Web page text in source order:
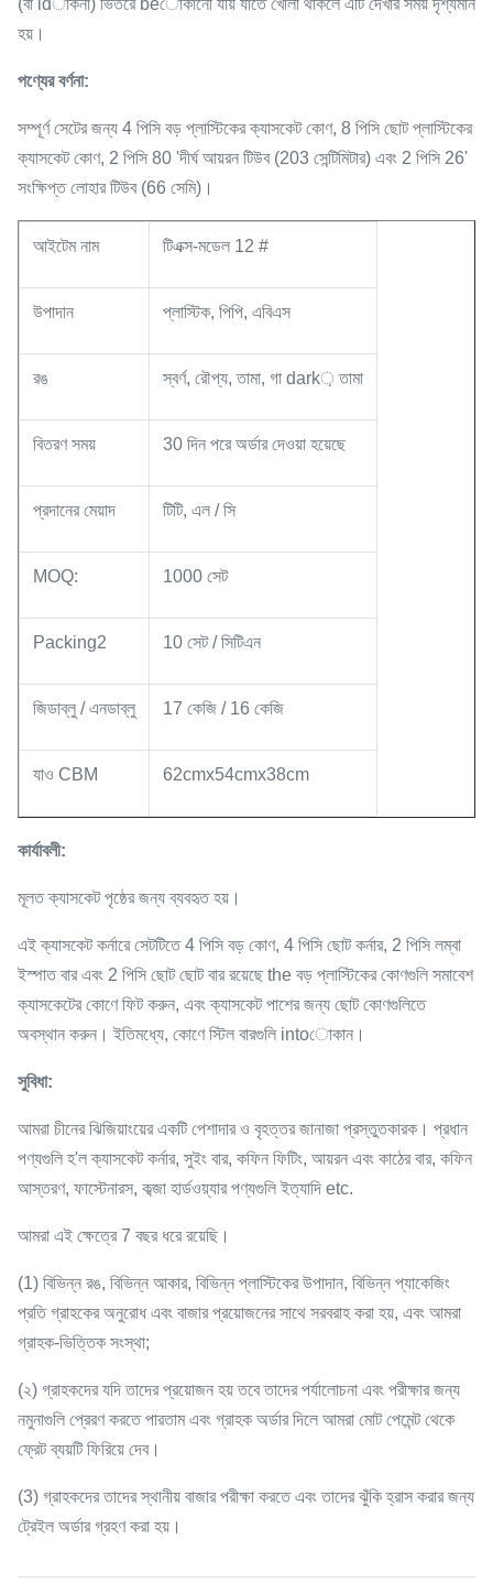
(বা idাকনা) ভিতরে beোকানো যায় যাতে খোলা থাকলে এটি দেখার সময় দৃশ্যমান
হয়।
পণ্যের বর্ণনা:
সম্পূর্ণ সেটের জন্য 4 পিসি বড় প্লাস্টিকের ক্যাসকেট কোণ, 8 পিসি ছোট প্লাস্টিকের
ক্যাসকেট কোণ, 2 পিসি 80 'দীর্ঘ আয়রন টিউব (203 সেন্টিমিটার) এবং 2 পিসি 26'
সংক্ষিপ্ত লোহার টিউব (66 সেমি)।
আইটেম নাম টিএক্স-মডেল 12 #
উপাদান প্লাস্টিক, পিপি, এবিএস
রঙ স্বর্ণ, রৌপ্য, তামা, গা dark় তামা
বিতরণ সময় 30 দিন পরে অর্ডার দেওয়া হয়েছে
প্রদানের মেয়াদ টিটি, এল / সি
MOQ: 1000 সেট
Packing2 10 সেট / সিটিএন
জিডাব্লু / এনডাব্লু 17 কেজি / 16 কেজি
যাও CBM 62cmx54cmx38cm
কার্যাবলী:
মূলত ক্যাসকেট পৃষ্ঠের জন্য ব্যবহৃত হয়।
এই ক্যাসকেট কর্নারে সেটটিতে 4 পিসি বড় কোণ, 4 পিসি ছোট কর্নার, 2 পিসি লম্বা
ইস্পাত বার এবং 2 পিসি ছোট ছোট বার রয়েছে the বড় প্লাস্টিকের কোণগুলি সমাবেশ
ক্যাসকেটের কোণে ফিট করুন, এবং ক্যাসকেট পাশের জন্য ছোট কোণগুলিতে
অবস্থান করুন। ইতিমধ্যে, কোণে স্টিল বারগুলি intoোকান।
সুবিধা:
আমরা চীনের ঝিজিয়াংয়ের একটি পেশাদার ও বৃহত্তর জানাজা প্রস্তুতকারক। প্রধান
পণ্যগুলি হ'ল ক্যাসকেট কর্নার, সুইং বার, কফিন ফিটিং, আয়রন এবং কাঠের বার, কফিন
আস্তরণ, ফাস্টেনারস, কব্জা হার্ডওয়্যার পণ্যগুলি ইত্যাদি etc.
আমরা এই ক্ষেত্রে 7 বছর ধরে রয়েছি।
(1) বিভিন্ন রঙ, বিভিন্ন আকার, বিভিন্ন প্লাস্টিকের উপাদান, বিভিন্ন প্যাকেজিং
প্রতি গ্রাহকের অনুরোধ এবং বাজার প্রয়োজনের সাথে সরবরাহ করা হয়, এবং আমরা
গ্রাহক-ভিত্তিক সংস্থা;
(২) গ্রাহকদের যদি তাদের প্রয়োজন হয় তবে তাদের পর্যালোচনা এবং পরীক্ষার জন্য
নমুনাগুলি প্রেরণ করতে পারতাম এবং গ্রাহক অর্ডার দিলে আমরা মোট পেমেন্ট থেকে
ফ্রেট ব্যয়টি ফিরিয়ে দেব।
(3) গ্রাহকদের তাদের স্থানীয় বাজার পরীক্ষা করতে এবং তাদের ঝুঁকি হ্রাস করার জন্য
ট্রেইল অর্ডার গ্রহণ করা হয়।